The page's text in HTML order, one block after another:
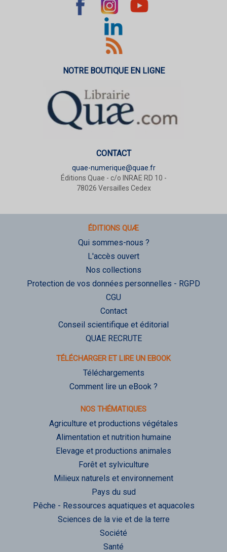
NOTRE BOUTIQUE EN LIGNE
CONTACT
quae-numerique@quae.fr
Éditions Quae - c/o INRAE RD 10 -
78026 Versailles Cedex
ÉDITIONS QUÆ
Qui sommes-nous ?
L'accès ouvert
Nos collections
Protection de vos données personnelles - RGPD
CGU
Contact
Conseil scientifique et éditorial
QUAE RECRUTE
TÉLÉCHARGER ET LIRE UN EBOOK
Téléchargements
Comment lire un eBook ?
NOS THÉMATIQUES
Agriculture et productions végétales
Alimentation et nutrition humaine
Elevage et productions animales
Forêt et sylviculture
Milieux naturels et environnement
Pays du sud
Pêche - Ressources aquatiques et aquacoles
Sciences de la vie et de la terre
Société
Santé